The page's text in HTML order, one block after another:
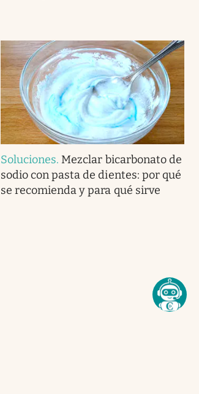
Soluciones. Mezclar bicarbonato de
sodio con pasta de dientes: por qué
se recomienda y para qué sirve